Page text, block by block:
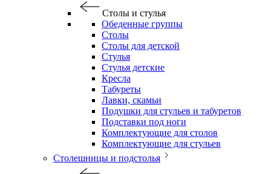
Столы и стулья
Обеденные группы
Столы
Столы для детской
Стулья
Стулья детские
Кресла
Табуреты
Лавки, скамьи
Подушки для стульев и табуретов
Подставки под ноги
Комплектующие для столов
Комплектующие для стульев
Столешницы и подстолья